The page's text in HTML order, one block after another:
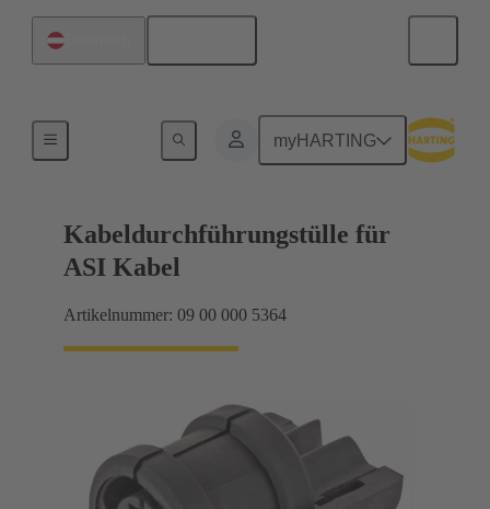
myHARTING
Kabeldurchführungstülle für
ASI Kabel
Artikelnummer: 09 00 000 5364